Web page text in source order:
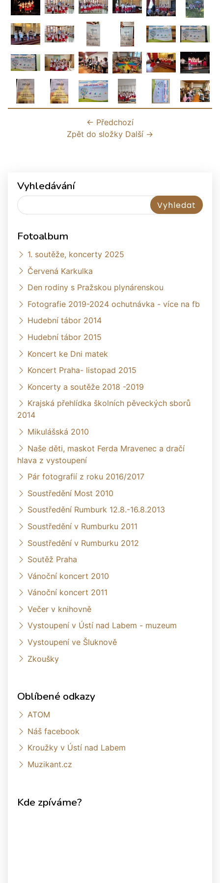
← Předchozí
Zpět do složky Další →
Vyhledávání
Fotoalbum
1. soutěže, koncerty 2025
Červená Karkulka
Den rodiny s Pražskou plynárenskou
Fotografie 2019-2024 ochutnávka - více na fb
Hudební tábor 2014
Hudební tábor 2015
Koncert ke Dni matek
Koncert Praha- listopad 2015
Koncerty a soutěže 2018 -2019
Krajská přehlídka školních pěveckých sborů
2014
Mikulášská 2010
Naše děti, maskot Ferda Mravenec a dračí
hlava z vystoupení
Pár fotografií z roku 2016/2017
Soustředění Most 2010
Soustředění Rumburk 12.8.-16.8.2013
Soustředění v Rumburku 2011
Soustředění v Rumburku 2012
Soutěž Praha
Vánoční koncert 2010
Vánoční koncert 2011
Večer v knihovně
Vystoupení v Ústí nad Labem - muzeum
Vystoupení ve Šluknově
Zkoušky
Oblíbené odkazy
ATOM
Náš facebook
Kroužky v Ústí nad Labem
Muzikant.cz
Kde zpíváme?